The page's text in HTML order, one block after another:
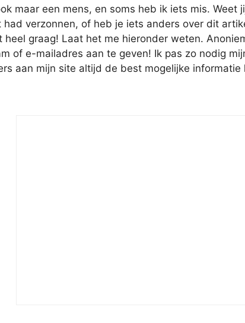
maar een mens, en soms heb ik iets mis. Weet
had verzonnen, of heb je iets anders over dit
heel graag! Laat het me hieronder weten.
of e-mailadres aan te geven! Ik pas zo nodig
aan mijn site altijd de best mogelijke informatie